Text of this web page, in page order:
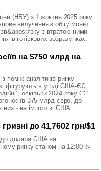
(НБУ) з 1 жовтня 2025 року
вилучення з обігу монет
з втратою ними
в готівкових розрахунках.
на $750 млрд на
поміж аналітиків ринку
фігурують в угоді США-ЄС,
оскільки 2024 року ЄС
375 млрд євро, до
них - на імпорт зі США.
до 41,7602 грн/$1
до долара США на
ринку станом на 12:00 кч